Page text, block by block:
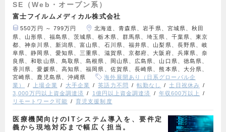
SE（Web・オープン系）
富士フイルムメディカル株式会社
550万円 ～ 799万円
北海道、青森県、岩手県、宮城県、秋田
県、山形県、福島県、茨城県、栃木県、群馬県、埼玉県、千葉県、東京
都、神奈川県、新潟県、富山県、石川県、福井県、山梨県、長野県、岐
阜県、静岡県、愛知県、三重県、滋賀県、京都府、大阪府、兵庫県、奈
良県、和歌山県、鳥取県、島根県、岡山県、広島県、山口県、徳島県、
香川県、愛媛県、高知県、福岡県、佐賀県、長崎県、熊本県、大分県、
宮崎県、鹿児島県、沖縄県
海外展開あり（日系グローバル企
業）
上場企業 大手企業 英語力不問 転勤なし
土日祝休み
3,000万円以上資金調達済
1億円以上資金調達済
年収600万以上
リモートワーク可能
育児支援制度
医療機関向けのITシステム導入を、要件定
義から現地対応まで幅広く担当。